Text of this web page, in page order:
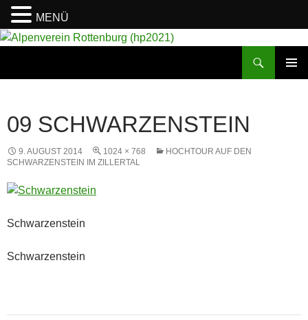
09 SCHWARZENSTEIN
9. AUGUST 2014 1024 × 768
HOCHTOUR AUF DEN
SCHWARZENSTEIN IM ZILLERTAL
Schwarzenstein
Schwarzenstein
MENÜ